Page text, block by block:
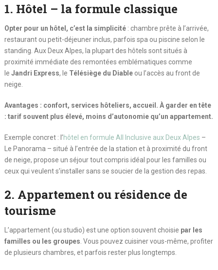
1. Hôtel – la formule classique
Opter pour un hôtel, c’est la simplicité: chambre prête à l’arrivée,
restaurant ou petit-déjeuner inclus, parfois spa ou piscine selon le
standing. Aux Deux Alpes, la plupart des hôtels sont situés à
proximité immédiate des remontées emblématiques comme
le Jandri Express, le Télésiège du Diableou l’accès au front de
neige.
Avantages : confort, services hôteliers, accueil. À garder en tête
: tarif souvent plus élevé, moins d’autonomie qu’un appartement.
Exemple concret : l’hôtel en formule All Inclusive aux Deux Alpes –
Le Panorama – situé à l’entrée de la station et à proximité du front
de neige, propose un séjour tout compris idéal pour les familles ou
ceux qui veulent s’installer sans se soucier de la gestion des repas.
2. Appartement ou résidence de
tourisme
L’appartement (ou studio) est une option souvent choisie par les
familles ou les groupes . Vous pouvez cuisiner vous-même, profiter
de plusieurs chambres, et parfois rester plus longtemps.